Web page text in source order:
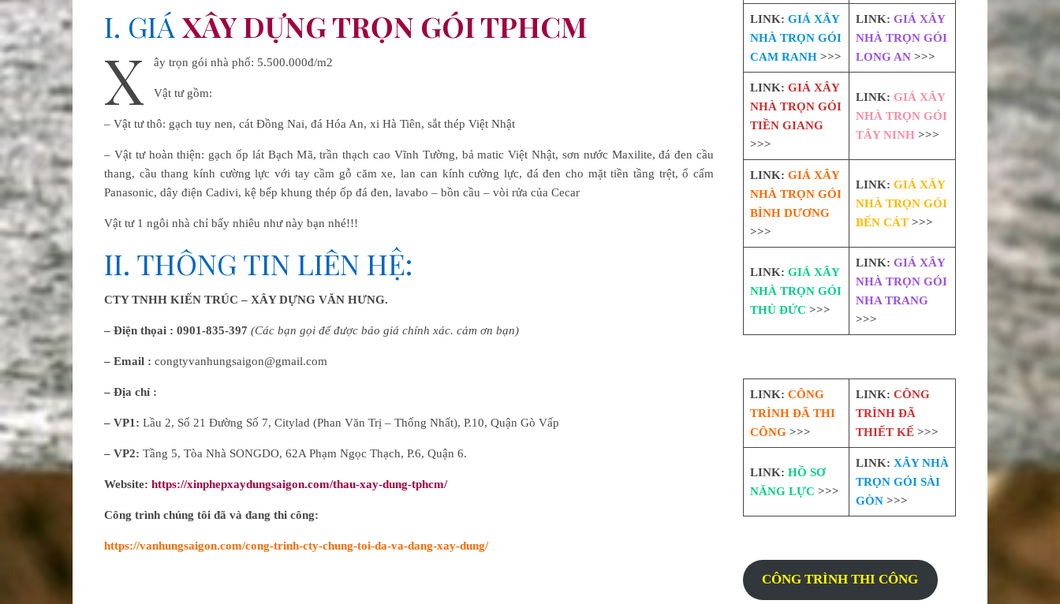
I. GIÁ XÂY DỰNG TRỌN GÓI TPHCM
X ây trọn gói nhà phố: 5.500.000đ/m2
Vật tư gồm:
– Vật tư thô: gạch tuy nen, cát Đồng Nai, đá Hóa An, xi Hà Tiên, sắt thép Việt Nhật
– Vật tư hoàn thiện: gạch ốp lát Bạch Mã, trần thạch cao Vĩnh Tường, bả matic Việt Nhật, sơn nước Maxilite, đá đen cầu
thang, cầu thang kính cường lực với tay cầm gỗ căm xe, lan can kính cường lực, đá đen cho mặt tiền tầng trệt, ổ cấm
Panasonic, dây điện Cadivi, kệ bếp khung thép ốp đá đen, lavabo – bồn cầu – vòi rửa của Cecar
Vật tư 1 ngôi nhà chỉ bấy nhiêu như này bạn nhé!!!
II. THÔNG TIN LIÊN HỆ:
CTY TNHH KIẾN TRÚC – XÂY DỰNG VĂN HƯNG.
– Điện thọai : 0901-835-397 (Các bạn gọi để được báo giá chính xác. cảm ơn bạn)
– Email : congtyvanhungsaigon@gmail.com
– Địa chỉ :
– VP1: Lầu 2, Số 21 Đường Số 7, Citylad (Phan Văn Trị – Thống Nhất), P.10, Quận Gò Vấp
– VP2: Tầng 5, Tòa Nhà SONGDO, 62A Phạm Ngọc Thạch, P.6, Quận 6.
Website: https://xinphepxaydungsaigon.com/thau-xay-dung-tphcm/
Công trình chúng tôi đã và đang thi công:
https://vanhungsaigon.com/cong-trinh-cty-chung-toi-da-va-dang-xay-dung/
LINK: GIÁ XÂY
NHÀ TRỌN GÓI
CAM RANH>>>
LINK: GIÁ XÂY
NHÀ TRỌN GÓI
LONG AN>>>
LINK: GIÁ XÂY
NHÀ TRỌN GÓI
TIỀN GIANG
>>>
LINK: GIÁ XÂY
NHÀ TRỌN GÓI
TÂY NINH>>>
LINK: GIÁ XÂY
NHÀ TRỌN GÓI
BÌNH DƯƠNG
>>>
LINK: GIÁ XÂY
NHÀ TRỌN GÓI
BẾN CÁT>>>
LINK: GIÁ XÂY
NHÀ TRỌN GÓI
THỦ ĐỨC >>>
LINK: GIÁ XÂY
NHÀ TRỌN GÓI
NHA TRANG
>>>
LINK: CÔNG
TRÌNH ĐÃ THI
CÔNG>>>
LINK: CÔNG
TRÌNH ĐÃ
THIẾT KẾ>>>
LINK: HỒ SƠ
NĂNG LỰC >>>
LINK: XÂY NHÀ
TRỌN GÓI SÀI
GÒN>>>
CÔNG TRÌNH THI CÔNG